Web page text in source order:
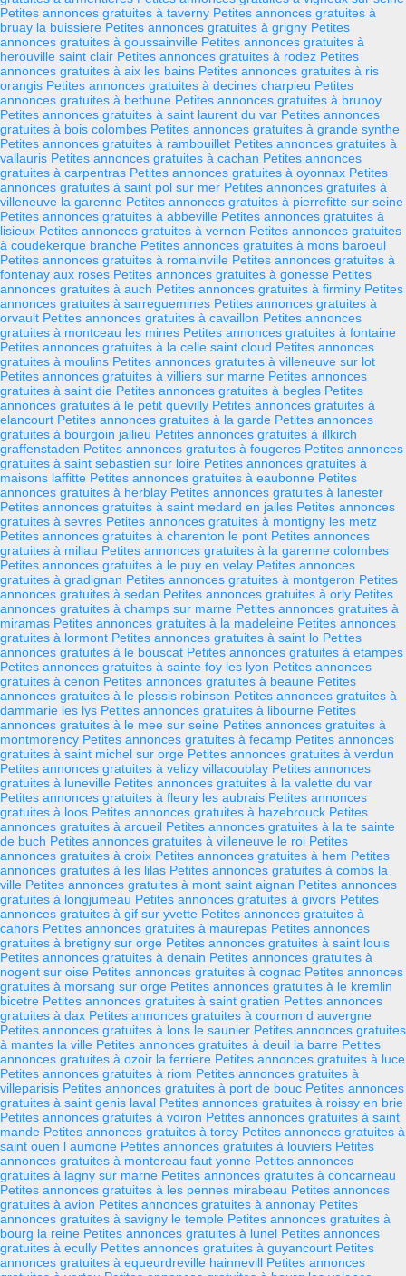
Petites annonces gratuites à taverny Petites annonces gratuites à
bruay la buissiere Petites annonces gratuites à grigny Petites
annonces gratuites à goussainville Petites annonces gratuites à
herouville saint clair Petites annonces gratuites à rodez Petites
annonces gratuites à aix les bains Petites annonces gratuites à ris
orangis Petites annonces gratuites à decines charpieu Petites
annonces gratuites à bethune Petites annonces gratuites à brunoy
Petites annonces gratuites à saint laurent du var Petites annonces
gratuites à bois colombes Petites annonces gratuites à grande synthe
Petites annonces gratuites à rambouillet Petites annonces gratuites à
vallauris Petites annonces gratuites à cachan Petites annonces
gratuites à carpentras Petites annonces gratuites à oyonnax Petites
annonces gratuites à saint pol sur mer Petites annonces gratuites à
villeneuve la garenne Petites annonces gratuites à pierrefitte sur seine
Petites annonces gratuites à abbeville Petites annonces gratuites à
lisieux Petites annonces gratuites à vernon Petites annonces gratuites
à coudekerque branche Petites annonces gratuites à mons baroeul
Petites annonces gratuites à romainville Petites annonces gratuites à
fontenay aux roses Petites annonces gratuites à gonesse Petites
annonces gratuites à auch Petites annonces gratuites à firminy Petites
annonces gratuites à sarreguemines Petites annonces gratuites à
orvault Petites annonces gratuites à cavaillon Petites annonces
gratuites à montceau les mines Petites annonces gratuites à fontaine
Petites annonces gratuites à la celle saint cloud Petites annonces
gratuites à moulins Petites annonces gratuites à villeneuve sur lot
Petites annonces gratuites à villiers sur marne Petites annonces
gratuites à saint die Petites annonces gratuites à begles Petites
annonces gratuites à le petit quevilly Petites annonces gratuites à
elancourt Petites annonces gratuites à la garde Petites annonces
gratuites à bourgoin jallieu Petites annonces gratuites à illkirch
graffenstaden Petites annonces gratuites à fougeres Petites annonces
gratuites à saint sebastien sur loire Petites annonces gratuites à
maisons laffitte Petites annonces gratuites à eaubonne Petites
annonces gratuites à herblay Petites annonces gratuites à lanester
Petites annonces gratuites à saint medard en jalles Petites annonces
gratuites à sevres Petites annonces gratuites à montigny les metz
Petites annonces gratuites à charenton le pont Petites annonces
gratuites à millau Petites annonces gratuites à la garenne colombes
Petites annonces gratuites à le puy en velay Petites annonces
gratuites à gradignan Petites annonces gratuites à montgeron Petites
annonces gratuites à sedan Petites annonces gratuites à orly Petites
annonces gratuites à champs sur marne Petites annonces gratuites à
miramas Petites annonces gratuites à la madeleine Petites annonces
gratuites à lormont Petites annonces gratuites à saint lo Petites
annonces gratuites à le bouscat Petites annonces gratuites à etampes
Petites annonces gratuites à sainte foy les lyon Petites annonces
gratuites à cenon Petites annonces gratuites à beaune Petites
annonces gratuites à le plessis robinson Petites annonces gratuites à
dammarie les lys Petites annonces gratuites à libourne Petites
annonces gratuites à le mee sur seine Petites annonces gratuites à
montmorency Petites annonces gratuites à fecamp Petites annonces
gratuites à saint michel sur orge Petites annonces gratuites à verdun
Petites annonces gratuites à velizy villacoublay Petites annonces
gratuites à luneville Petites annonces gratuites à la valette du var
Petites annonces gratuites à fleury les aubrais Petites annonces
gratuites à loos Petites annonces gratuites à hazebrouck Petites
annonces gratuites à arcueil Petites annonces gratuites à la te sainte
de buch Petites annonces gratuites à villeneuve le roi Petites
annonces gratuites à croix Petites annonces gratuites à hem Petites
annonces gratuites à les lilas Petites annonces gratuites à combs la
ville Petites annonces gratuites à mont saint aignan Petites annonces
gratuites à longjumeau Petites annonces gratuites à givors Petites
annonces gratuites à gif sur yvette Petites annonces gratuites à
cahors Petites annonces gratuites à maurepas Petites annonces
gratuites à bretigny sur orge Petites annonces gratuites à saint louis
Petites annonces gratuites à denain Petites annonces gratuites à
nogent sur oise Petites annonces gratuites à cognac Petites annonces
gratuites à morsang sur orge Petites annonces gratuites à le kremlin
bicetre Petites annonces gratuites à saint gratien Petites annonces
gratuites à dax Petites annonces gratuites à cournon d auvergne
Petites annonces gratuites à lons le saunier Petites annonces gratuites
à mantes la ville Petites annonces gratuites à deuil la barre Petites
annonces gratuites à ozoir la ferriere Petites annonces gratuites à luce
Petites annonces gratuites à riom Petites annonces gratuites à
villeparisis Petites annonces gratuites à port de bouc Petites annonces
gratuites à saint genis laval Petites annonces gratuites à roissy en brie
Petites annonces gratuites à voiron Petites annonces gratuites à saint
mande Petites annonces gratuites à torcy Petites annonces gratuites à
saint ouen l aumone Petites annonces gratuites à louviers Petites
annonces gratuites à montereau faut yonne Petites annonces
gratuites à lagny sur marne Petites annonces gratuites à concarneau
Petites annonces gratuites à les pennes mirabeau Petites annonces
gratuites à avion Petites annonces gratuites à annonay Petites
annonces gratuites à savigny le temple Petites annonces gratuites à
bourg la reine Petites annonces gratuites à lunel Petites annonces
gratuites à ecully Petites annonces gratuites à guyancourt Petites
annonces gratuites à equeurdreville hainnevill Petites annonces